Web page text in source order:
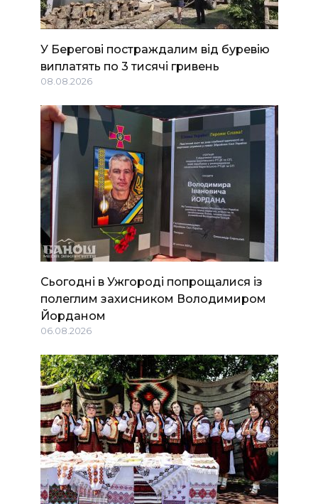
У Берегові постраждалим від буревію
виплатять по 3 тисячі гривень
08.08.2026
Сьогодні в Ужгороді попрощалися із
полеглим захисником Володимиром
Йорданом
06.08.2026